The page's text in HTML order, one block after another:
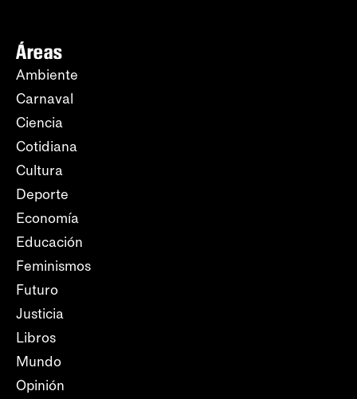
Áreas
Ambiente
Carnaval
Ciencia
Cotidiana
Cultura
Deporte
Economía
Educación
Feminismos
Futuro
Justicia
Libros
Mundo
Opinión